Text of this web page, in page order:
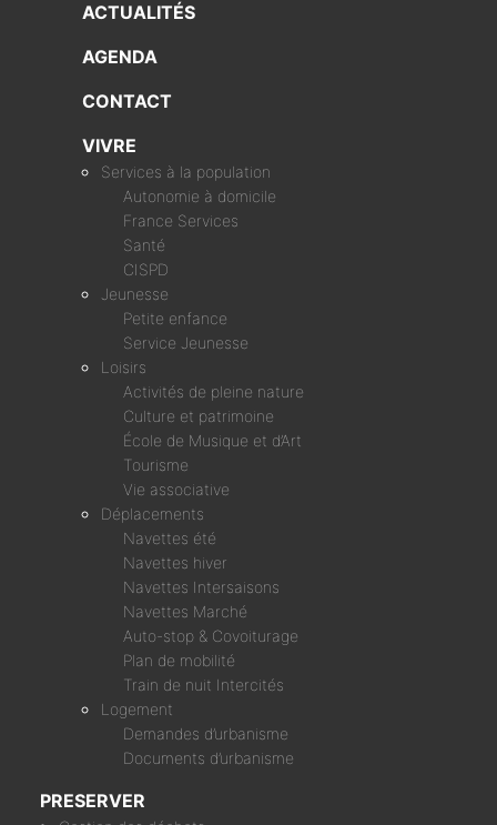
ACTUALITÉS
AGENDA
CONTACT
VIVRE
Services à la population
Autonomie à domicile
France Services
Santé
CISPD
Jeunesse
Petite enfance
Service Jeunesse
Loisirs
Activités de pleine nature
Culture et patrimoine
École de Musique et d’Art
Tourisme
Vie associative
Déplacements
Navettes été
Navettes hiver
Navettes Intersaisons
Navettes Marché
Auto-stop & Covoiturage
Plan de mobilité
Train de nuit Intercités
Logement
Demandes d’urbanisme
Documents d’urbanisme
PRESERVER